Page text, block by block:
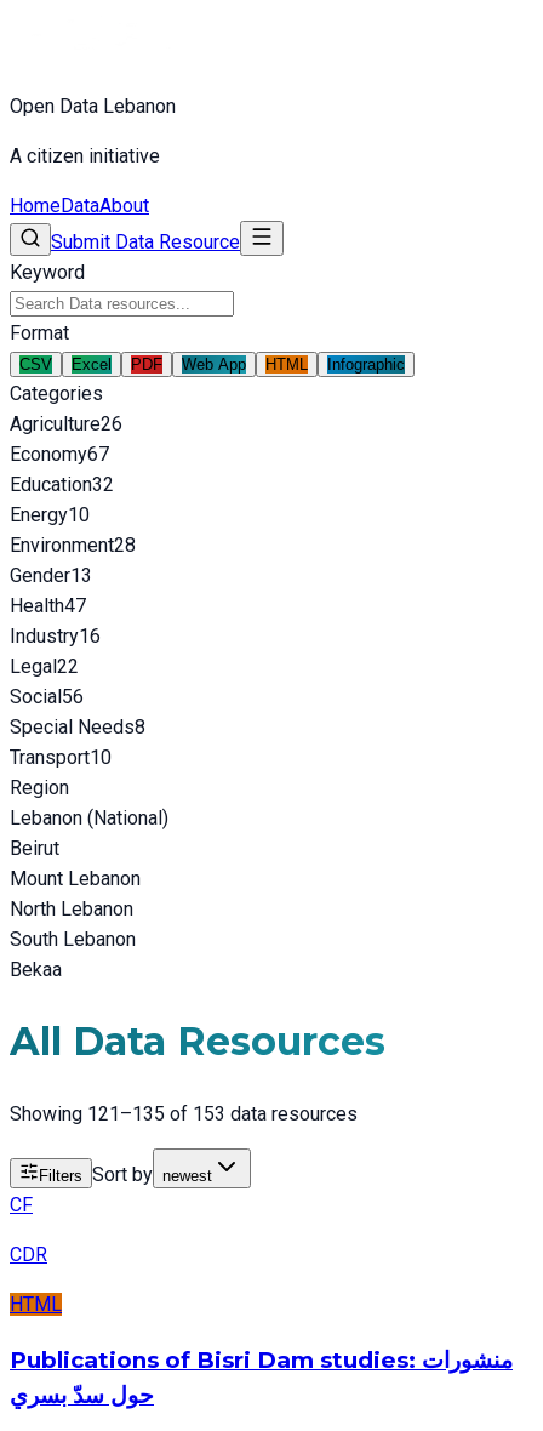
Open Data Lebanon
A citizen initiative
HomeDataAbout
Submit Data Resource
Keyword
Format
CSV Excel PDF Web App HTML Infographic
Categories
Agriculture26
Economy67
Education32
Energy10
Environment28
Gender13
Health47
Industry16
Legal22
Social56
Special Needs8
Transport10
Region
Lebanon (National)
Beirut
Mount Lebanon
North Lebanon
South Lebanon
Bekaa
All Data Resources
Showing 121–135 of 153 data resources
Filters Sort by newest
CF
CDR
HTML
Publications of Bisri Dam studies: منشورات
حول سدّ بسري